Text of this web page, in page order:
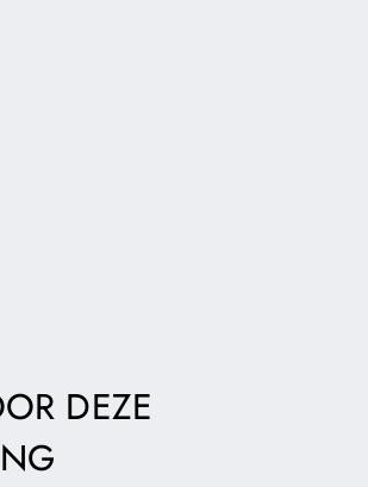
DEZE